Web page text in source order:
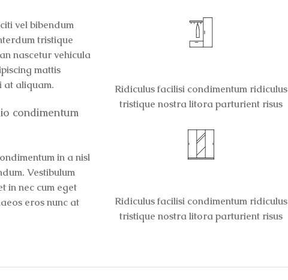
vel bibendum
tristique
nascetur vehicula
mattis
at aliquam.
condimentum
in a nisl
Vestibulum
in nec cum eget
eros nunc at
Ridiculus facilisi condimentum ridiculus
tristique nostra litora parturient risus
Ridiculus facilisi condimentum ridiculus
tristique nostra litora parturient risus